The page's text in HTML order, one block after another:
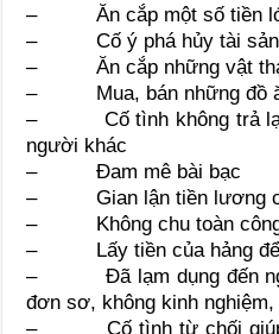
– Ăn cắp một số tiền
– Cố ý phá hủy tài sản
– Ăn cắp những vật
– Mua, bán những đồ
– Cố tình không trả lại
người khác
– Đam mê bài bạc
– Gian lận tiền lương
– Không chu toàn công
– Lấy tiền của hảng để
– Đã lạm dụng đến
đơn sơ, không kinh
– Cố tình từ chối giúp